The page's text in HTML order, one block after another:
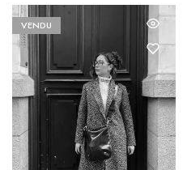
VENDU